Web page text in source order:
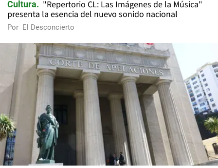
Cultura
"Repertorio CL: Las Imágenes de la Música"
presenta la esencia del nuevo sonido nacional
Por El Desconcierto